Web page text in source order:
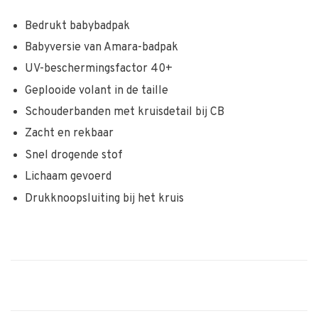
Bedrukt babybadpak
Babyversie van Amara-badpak
UV-beschermingsfactor 40+
Geplooide volant in de taille
Schouderbanden met kruisdetail bij CB
Zacht en rekbaar
Snel drogende stof
Lichaam gevoerd
Drukknoopsluiting bij het kruis